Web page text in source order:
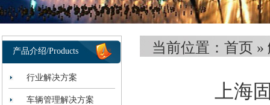
产品介绍/Products
行业解决方案
车辆管理解决方案
当前位置： 首页 »
上海